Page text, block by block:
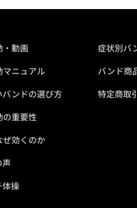
・動画
マニュアル
ンドの選び方
の重要性
ぜ効くのか
声
体操
症状別バ
バンド商
特定商取